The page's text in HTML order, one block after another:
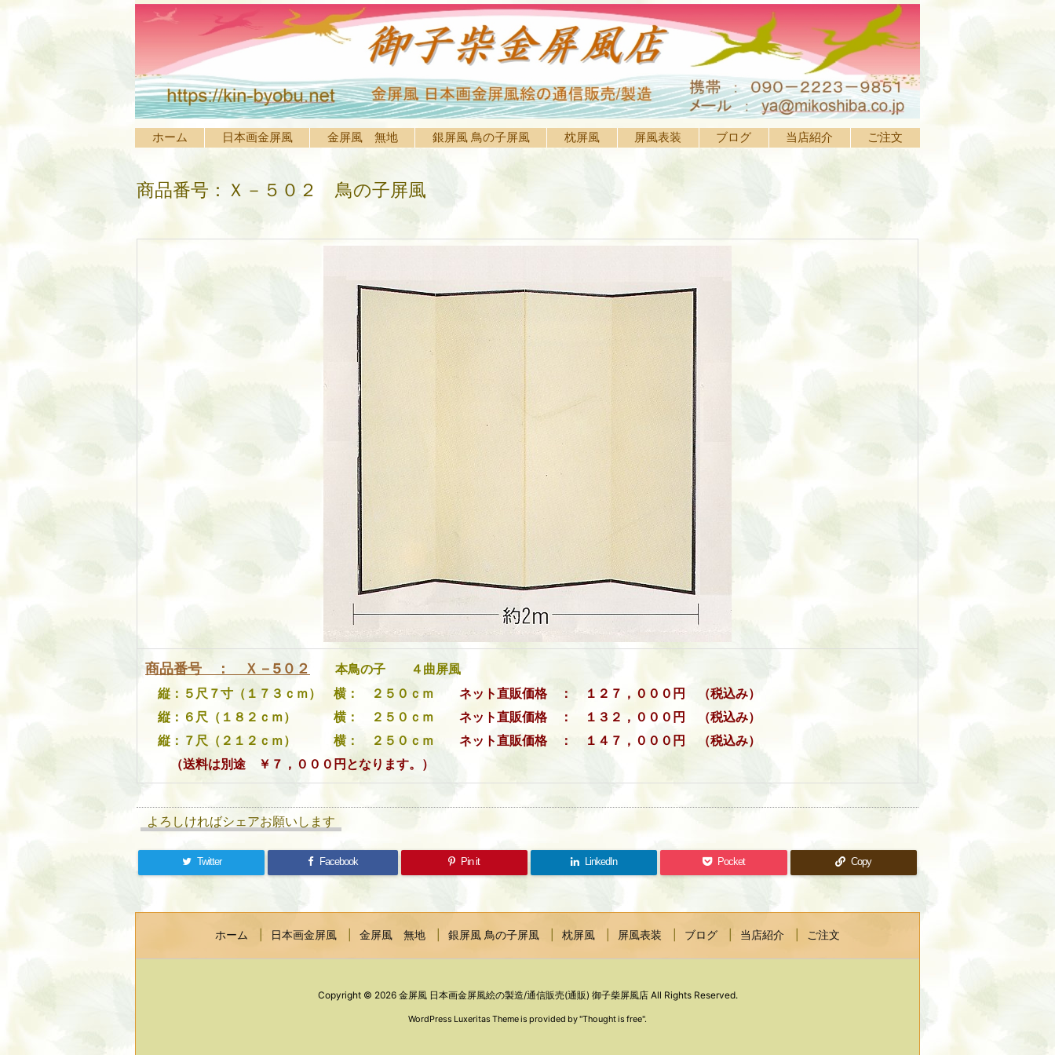
ホーム 日本画金屏風 金屏風 無地 銀屏風 鳥の子屏風 枕屏風 屏風表装 ブログ 当店紹介 ご注文
商品番号：Ｘ－５０２ 鳥の子屏風
商品番号 ： Ｘ－5 ０２
本鳥の子 ４曲屏風
縦：５尺７寸（１７３ｃｍ） 横： ２５０ｃｍ ネット直販価格 ： １２７，０００円 （税込み）
縦：６尺（１８２ｃｍ） 横： ２５０ｃｍ ネット直販価格 ： １３２，０００円 （税込み）
縦：７尺（２１２ｃｍ） 横： ２５０ｃｍ ネット直販価格 ： １４７，０００円 （税込み）
（送料は別途 ￥７，０００円となります。）
よろしければシェアお願いします
Twitter Facebook Pin it LinkedIn Pocket Copy
ホーム 日本画金屏風 金屏風 無地 銀屏風 鳥の子屏風 枕屏風 屏風表装 ブログ 当店紹介 ご注文
Copyright © 2026 金屏風 日本画金屏風絵の製造/通信販売(通販) 御子柴屏風店All Rights Reserved.
WordPress Luxeritas Theme is provided by "Thought is free".